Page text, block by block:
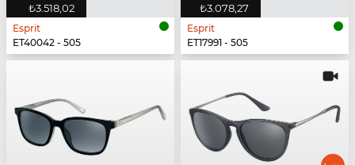
₺3.518,02
Esprit
ET40042 - 505
₺3.078,27
Esprit
ET17991 - 505